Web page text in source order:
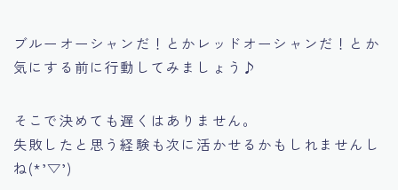
ブルーオーシャンだ！とかレッドオーシャンだ！とか
気にする前に行動してみましょう♪
そこで決めても遅くはありません。
失敗したと思う経験も次に活かせるかもしれませんし
ね(*’▽’)